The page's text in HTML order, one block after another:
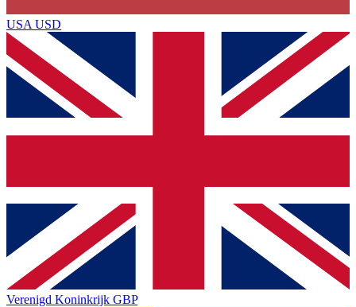
USA USD
Verenigd Koninkrijk GBP